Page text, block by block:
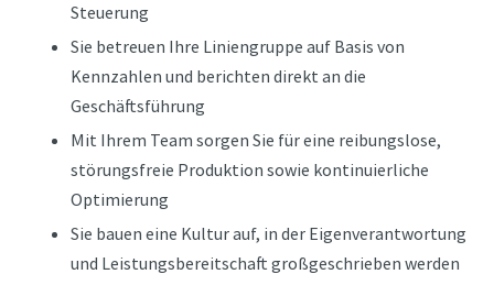
Steuerung
Sie betreuen Ihre Liniengruppe auf Basis von
Kennzahlen und berichten direkt an die
Geschäftsführung
Mit Ihrem Team sorgen Sie für eine reibungslose,
störungsfreie Produktion sowie kontinuierliche
Optimierung
Sie bauen eine Kultur auf, in der Eigenverantwortung
und Leistungsbereitschaft großgeschrieben werden